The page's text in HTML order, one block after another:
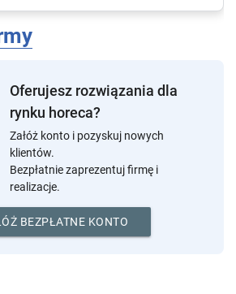
Oferujesz rozwiązania dla
rynku horeca?
Załóż konto i pozyskuj nowych
klientów.